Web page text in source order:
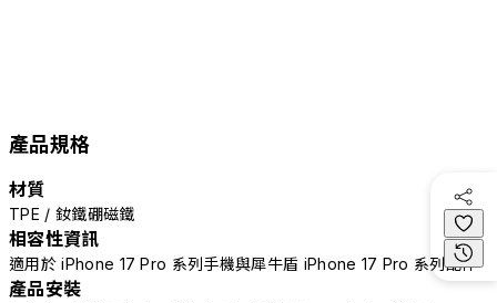
產品規格
材質
TPE / 釹鐵硼磁鐵
相容性資訊
適用於 iPhone 17 Pro 系列手機與犀牛盾 iPhone 17 Pro 系列配件
產品安裝